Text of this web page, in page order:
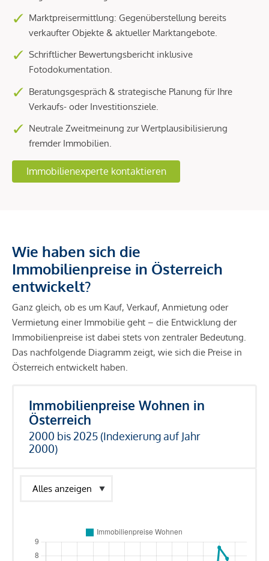
Marktpreisermittlung: Gegenüberstellung bereits
verkaufter Objekte & aktueller Marktangebote.
Schriftlicher Bewertungsbericht inklusive
Fotodokumentation.
Beratungsgespräch & strategische Planung für Ihre
Verkaufs- oder Investitionsziele.
Neutrale Zweitmeinung zur Wertplausibilisierung
fremder Immobilien.
Immobilienexperte kontaktieren
Wie haben sich die
Immobilienpreise in Österreich
entwickelt?
Ganz gleich, ob es um Kauf, Verkauf, Anmietung oder
Vermietung einer Immobilie geht – die Entwicklung der
Immobilienpreise ist dabei stets von zentraler Bedeutung.
Das nachfolgende Diagramm zeigt, wie sich die Preise in
Österreich entwickelt haben.
Immobilienpreise Wohnen in
Österreich
2000 bis 2025 (Indexierung auf Jahr
2000)